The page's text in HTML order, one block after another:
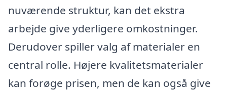
nuværende struktur, kan det ekstra
arbejde give yderligere omkostninger.
Derudover spiller valg af materialer en
central rolle. Højere kvalitetsmaterialer
kan forøge prisen, men de kan også give